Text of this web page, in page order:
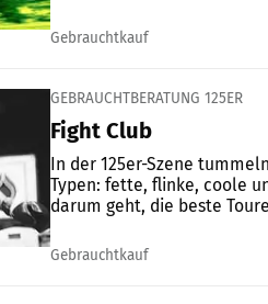
Gebrauchtkauf
GEBRAUCHTBERATUNG 125ER
Fight Club
In der 125er-Szene
Typen: fette, flinke, coole
darum geht, die beste
Gebrauchtkauf